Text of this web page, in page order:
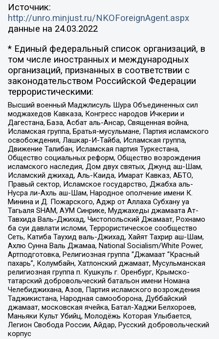
Источник:
http://unro.minjust.ru/NKOForeignAgent.aspx
данные на 24.03.2022
* Единый федеральный список организаций, в
том числе иностранных и международных
организаций, признанных в соответствии с
законодательством Российской Федерации
террористическими:
Высший военный Маджлисуль Шура Объединенных сил
моджахедов Кавказа, Конгресс народов Ичкерии и
Дагестана, База, Асбат аль-Ансар, Священная война,
Исламская группа, Братья-мусульмане, Партия исламского
освобождения, Лашкар-И-Тайба, Исламская группа,
Движение Талибан, Исламская партия Туркестана,
Общество социальных реформ, Общество возрождения
исламского наследия, Дом двух святых, Джунд аш-Шам,
Исламский джихад, Аль-Каида, Имарат Кавказ, АБТО,
Правый сектор, Исламское государство, Джабха аль-
Нусра ли-Ахль аш-Шам, Народное ополчение имени К.
Минина и Д. Пожарского, Аджр от Аллаха Субхану уа
Тагьаля SHAM, АУМ Синрике, Муджахеды джамаата Ат-
Тавхида Валь-Джихад, Чистопольский Джамаат, Рохнамо
ба суи давлати исломи, Террористическое сообщество
Сеть, Катиба Таухид валь-Джихад, Хайят Тахрир аш-Шам,
Ахлю Сунна Валь Джамаа, National Socialism/White Power,
Артподготовка, Религиозная группа “Джамаат “Красный
пахарь”, Колумбайн, Хатлонский джамаат, Мусульманская
религиозная группа п. Кушкуль г. Оренбург, Крымско-
татарский добровольческий батальон имени Номана
Челебиджихана, Азов, Партия исламского возрождения
Таджикистана, Народная самооборона, Дуббайский
джамаат, московская ячейка, Батал-Хаджи Белхороев,
Маньяки Культ Убийц, Молодёжь Которая Улыбается,
Легион Свобода России, Айдар, Русский добровольческий
корпус